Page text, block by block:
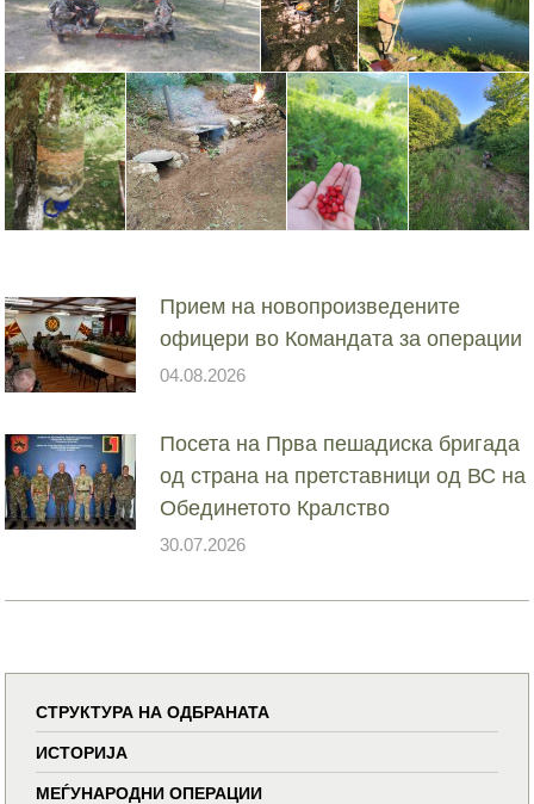
Прием на новопроизведените
офицери во Командата за операции
04.08.2026
Посета на Прва пешадиска бригада
од страна на претставници од ВС на
Обединетото Кралство
30.07.2026
СТРУКТУРА НА ОДБРАНАТА
ИСТОРИЈА
МЕЃУНАРОДНИ ОПЕРАЦИИ